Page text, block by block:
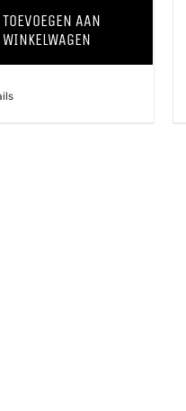
Grapevine
TOEVOEGEN AAN
WINKELWAGEN